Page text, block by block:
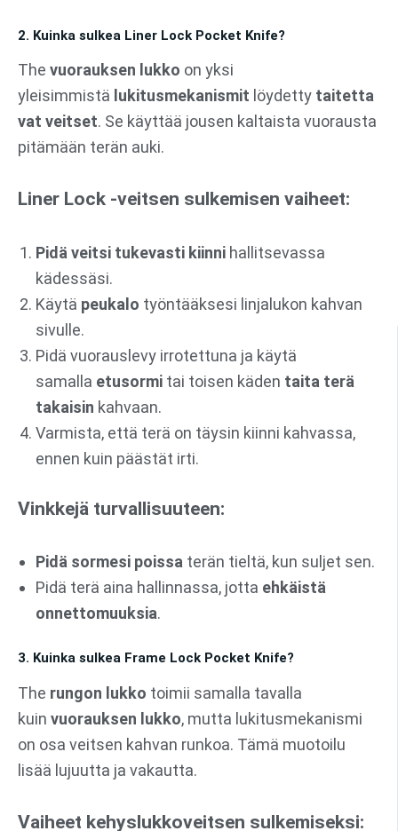
2. Kuinka sulkea Liner Lock Pocket Knife?
The vuorauksen lukko on yksi
yleisimmistä lukitusmekanismit löydetty taitetta
vat veitset. Se käyttää jousen kaltaista vuorausta
pitämään terän auki.
Liner Lock -veitsen sulkemisen vaiheet:
Pidä veitsi tukevasti kiinni hallitsevassa
kädessäsi.
Käytä peukalo työntääksesi linjalukon kahvan
sivulle.
Pidä vuorauslevy irrotettuna ja käytä
samalla etusormi tai toisen käden taita terä
takaisin kahvaan.
Varmista, että terä on täysin kiinni kahvassa,
ennen kuin päästät irti.
Vinkkejä turvallisuuteen:
Pidä sormesi poissa terän tieltä, kun suljet sen.
Pidä terä aina hallinnassa, jotta ehkäistä
onnettomuuksia.
3. Kuinka sulkea Frame Lock Pocket Knife?
The rungon lukko toimii samalla tavalla
kuin vuorauksen lukko, mutta lukitusmekanismi
on osa veitsen kahvan runkoa. Tämä muotoilu
lisää lujuutta ja vakautta.
Vaiheet kehyslukkoveitsen sulkemiseksi: